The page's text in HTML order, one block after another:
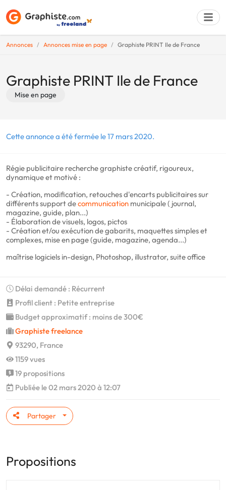
Annonces Annonces mise en page Graphiste PRINT Ile de France
Graphiste PRINT Ile de France
Mise en page
Cette annonce a été fermée le 17 mars 2020.
Régie publicitaire recherche graphiste créatif, rigoureux,
dynamique et motivé :
- Création, modification, retouches d'encarts publicitaires sur
différents support decommunication municipale ( journal,
magazine, guide, plan...)
- Élaboration de visuels, logos, pictos
- Création et/ou exécution de gabarits, maquettes simples et
complexes, mise en page (guide, magazine, agenda...)
maîtrise logiciels in-design, Photoshop, illustrator, suite office
Délai demandé : Récurrent
Profil client : Petite entreprise
Budget approximatif : moins de 300€
Graphiste freelance
93290, France
1159 vues
19 propositions
Publiée le 02 mars 2020 à 12:07
Partager
Propositions